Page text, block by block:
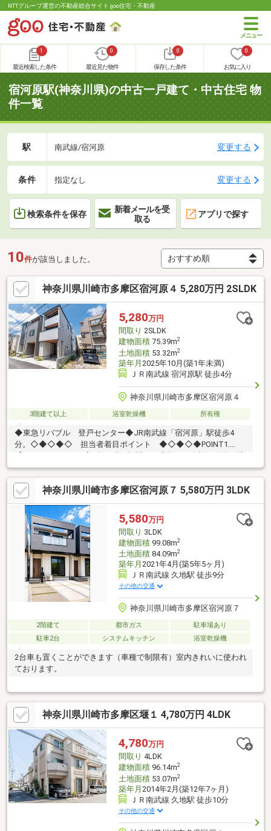
NTTグループ運営の不動産総合サイト goo住宅・不動産
1
最近検索した条件
0
最近見た物件
0
保存した条件
0
お気に入り
宿河原駅(神奈川県)の中古一戸建て・中古住宅 物
件一覧
駅 南武線/宿河原 変更する
条件 指定なし 変更する
検索条件を保存
新着メールを受
取る
アプリで探す
10件が該当しました。
神奈川県川崎市多摩区宿河原４ 5,280万円 2SLDK
5,280万円
間取り 2SLDK
建物面積75.39m2
土地面積53.32m2
築年月 2025年10月(築1年未満)
ＪＲ南武線 宿河原駅 徒歩4分
神奈川県川崎市多摩区宿河原４
3階建て以上 浴室乾燥機 所有権
◆東急リバブル 登戸センター◆JR南武線「宿河原」駅徒歩4
分。◇◆◇◆◇ 担当者着目ポイント ◆◇◆◇◆POINT1.
えるカウンターキッチンを採用】POINT2.【東バルコニーは陽当
り良好♪爽やかな朝陽が射し込み気分よく一日をスタートできま
す】POINT3.【食洗機、浴室乾燥暖房機。暮らしをサポートする
充実の設備・仕様】POINT4.【最寄り駅やコンビニエンスストア
が徒歩4分圏内に揃う、生活利便性良好な暮らしやすいエリア】
◇◆◇◆◇◆◇◆◇◆◇◆◇◆◇◆◇◆◇
神奈川県川崎市多摩区宿河原７ 5,580万円 3LDK
5,580万円
間取り 3LDK
建物面積99.08m2
土地面積84.09m2
築年月 2021年4月(築5年5ヶ月)
ＪＲ南武線 久地駅 徒歩9分
その他の交通
神奈川県川崎市多摩区宿河原７
2階建て 都市ガス
駐車場あり
駐車2台
システムキッチン 浴室乾燥機
2台車も置くことができます（車種で制限有）室内きれいに使われ
ております。
神奈川県川崎市多摩区堰１ 4,780万円 4LDK
4,780万円
間取り 4LDK
建物面積96.14m2
土地面積53.07m2
築年月 2014年2月(築12年7ヶ月)
ＪＲ南武線 久地駅 徒歩10分
その他の交通